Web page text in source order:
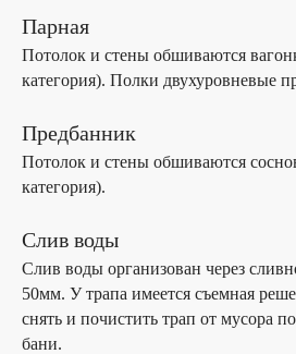
Парная
Потолок и стены обшиваются
категория). Полки двухуровневые
Предбанник
Потолок и стены обшиваются
категория).
Слив воды
Слив воды организован через
50мм. У трапа имеется съемная
снять и почистить трап от мусора
бани.